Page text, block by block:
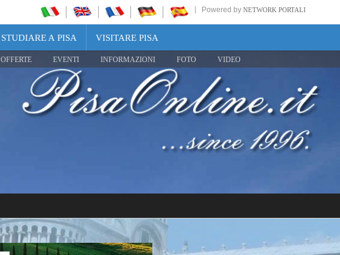
Powered by NETWORK PORTALI
STUDIARE A PISA VISITARE PISA
OFFERTE EVENTI INFORMAZIONI FOTO VIDEO
Share